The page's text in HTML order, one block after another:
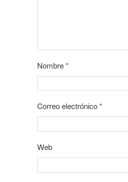
Nombre*
Correo electrónico*
Web